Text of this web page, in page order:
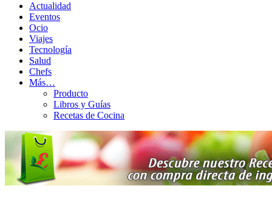
Actualidad
Eventos
Ocio
Viajes
Tecnología
Salud
Chefs
Más…
Producto
Libros y Guías
Recetas de Cocina